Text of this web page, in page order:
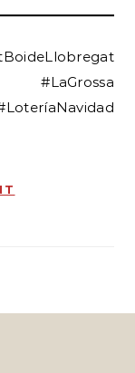
#LaGrossa